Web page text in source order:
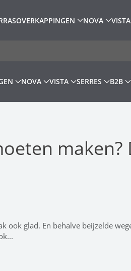
NOVA VISTA
NOVA VISTA SERRES B2B
maken?
ook glad. En behalve beijzelde